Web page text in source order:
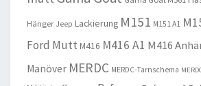
Hänger Jeep Lackierung M151 M151 A1
Ford Mutt M416 M416 A1 M416
Manöver MERDC MERDC-Tarnschema